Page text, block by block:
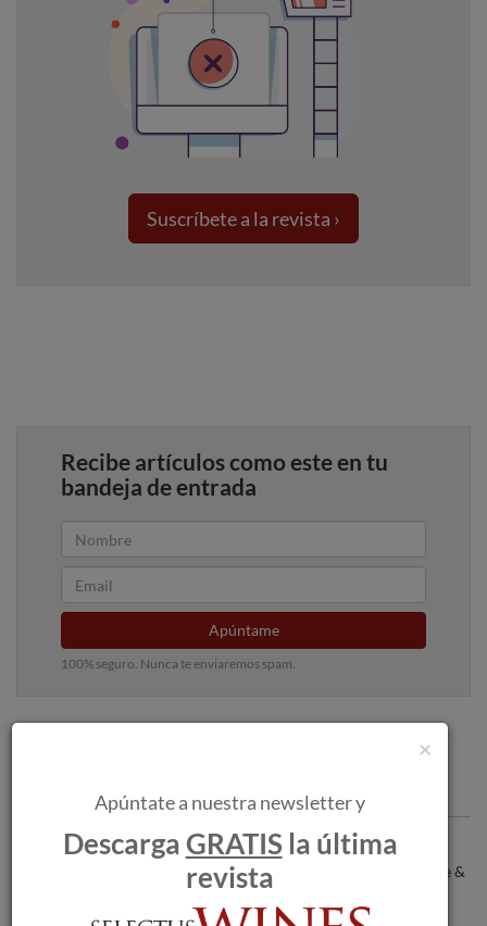
Suscríbete a la revista ›
Recibe artículos como este en tu
bandeja de entrada
Apúntame
100% seguro. Nunca te enviaremos spam.
Articulos recomendados
Bodegas RODA, una de las 100 mejores
bodegas del mundo para la revista “Wine &
Spirits Magazine”
×
Apúntate a nuestra newsletter y
DescargaGRATIS la última
revista